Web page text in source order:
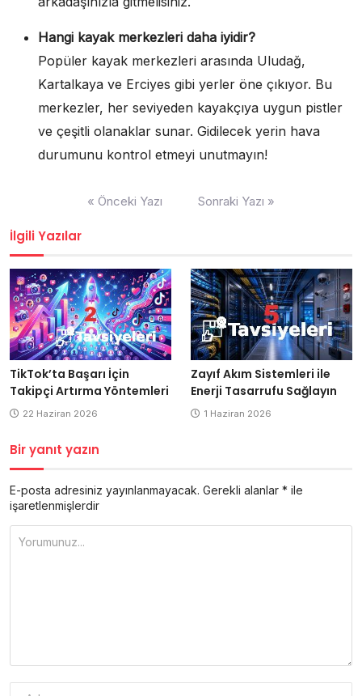
Hangi kayak merkezleri daha iyidir?
Popüler kayak merkezleri arasında Uludağ,
Kartalkaya ve Erciyes gibi yerler öne çıkıyor. Bu
merkezler, her seviyeden kayakçıya uygun pistler
ve çeşitli olanaklar sunar. Gidilecek yerin hava
durumunu kontrol etmeyi unutmayın!
« Önceki Yazı Sonraki Yazı »
İlgili Yazılar
TikTok’ta Başarı İçin
Takipçi Artırma Yöntemleri
22 Haziran 2026
Zayıf Akım Sistemleri ile
Enerji Tasarrufu Sağlayın
1 Haziran 2026
Bir yanıt yazın
E-posta adresiniz yayınlanmayacak. Gerekli alanlar * ile
işaretlenmişlerdir